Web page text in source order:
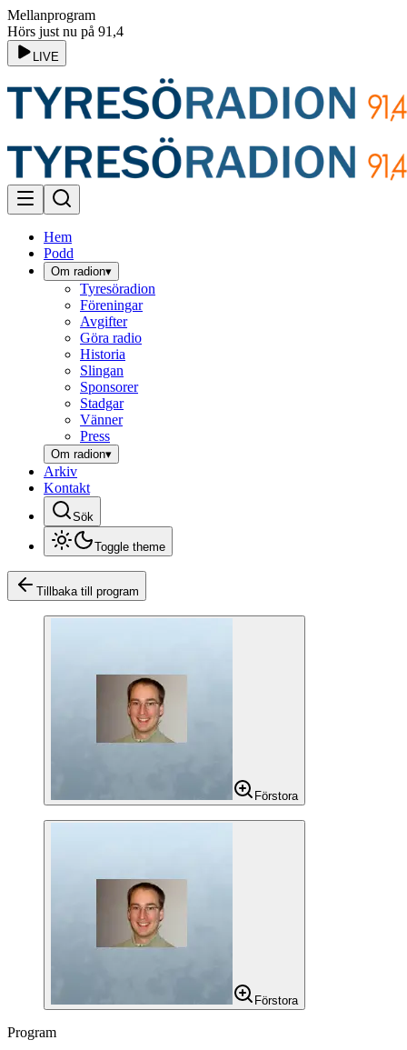
Mellanprogram
Hörs just nu på 91,4
LIVE
Hem
Podd
Om radion▾
Tyresöradion
Föreningar
Avgifter
Göra radio
Historia
Slingan
Sponsorer
Stadgar
Vänner
Press
Om radion▾
Arkiv
Kontakt
Sök
Toggle theme
Tillbaka till program
Förstora
Förstora
Program